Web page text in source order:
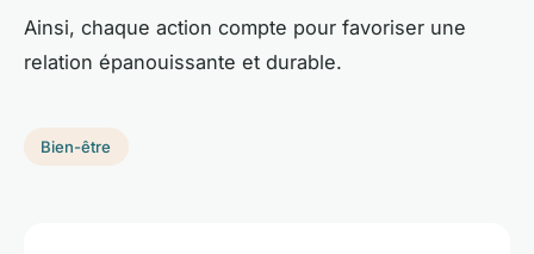
Ainsi, chaque action compte pour favoriser une
relation épanouissante et durable.
Bien-être